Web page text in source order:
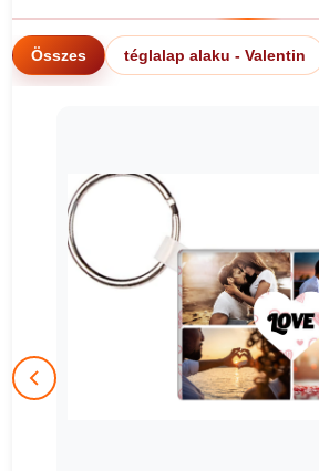
Összes téglalap alaku - Valentin